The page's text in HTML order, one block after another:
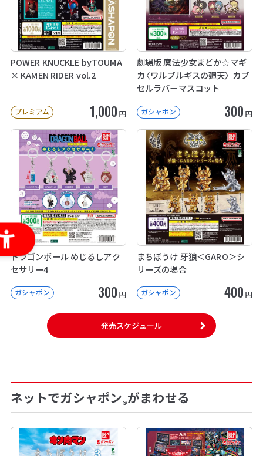
POWER KNUCKLE byTOUMA
× KAMEN RIDER vol.2
プレミアム 1,000 円
劇場版 魔法少女まどか☆マギ
カ〈ワルプルギスの廻天〉 カプ
セルラバーマスコット
ガシャポン 300 円
ドラゴンボール めじるしアク
セサリー4
ガシャポン 300 円
まちぼうけ 牙狼＜GARO＞シ
リーズの場合
ガシャポン 400 円
発売スケジュール
ネットでガシャポン®がまわせる